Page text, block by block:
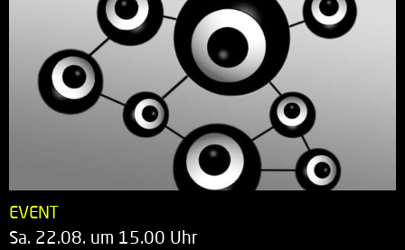
EVENT
Sa. 22.08. um 15.00 Uhr